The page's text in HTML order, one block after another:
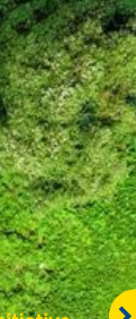
le
:
de